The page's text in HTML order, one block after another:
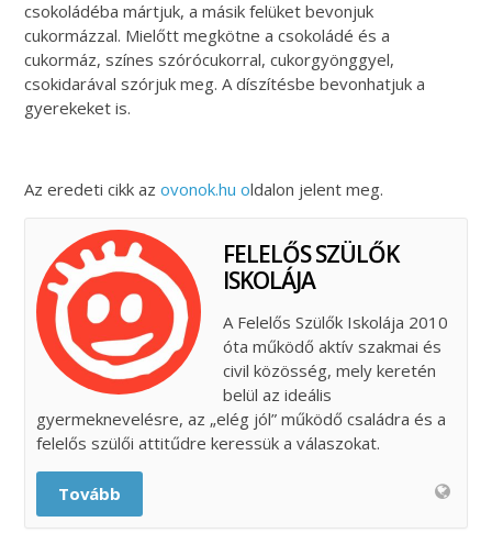
csokoládéba mártjuk, a másik felüket bevonjuk
cukormázzal. Mielőtt megkötne a csokoládé és a
cukormáz, színes szórócukorral, cukorgyönggyel,
csokidarával szórjuk meg. A díszítésbe bevonhatjuk a
gyerekeket is.
Az eredeti cikk az ovonok.hu oldalon jelent meg.
FELELŐS SZÜLŐK
ISKOLÁJA
A Felelős Szülők Iskolája 2010
óta működő aktív szakmai és
civil közösség, mely keretén
belül az ideális
gyermeknevelésre, az „elég jól” működő családra és a
felelős szülői attitűdre keressük a válaszokat.
Tovább